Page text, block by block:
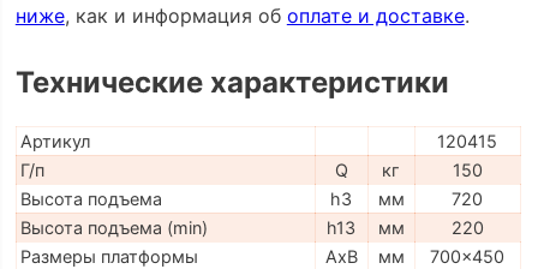
ниже, как и информация об оплате и доставке.
Технические характеристики
Артикул
120415
Г/п
Q кг
150
Высота подъема
h3 мм
720
Высота подъема (min)
h13 мм
220
Размеры платформы
AxB мм
700x450